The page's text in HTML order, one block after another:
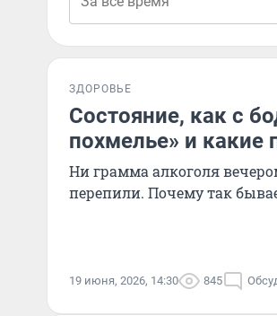
ЗДОРОВЬЕ
Состояние, как с
похмелье» и
Ни грамма алкоголя
перепили. Почему так
19 июня, 2026, 14:30 845